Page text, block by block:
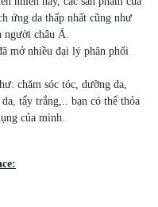
ứng da thấp nhất cũng như
người châu Á.
mở nhiều đại lý phân phối
chăm sóc tóc, dưỡng da,
tẩy trắng,.. bạn có thể thỏa
của mình.